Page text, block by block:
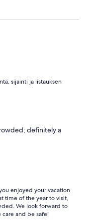
sijainti ja listauksen
definitely a
enjoyed your vacation
time of the year to visit,
We look forward to
care and be safe!